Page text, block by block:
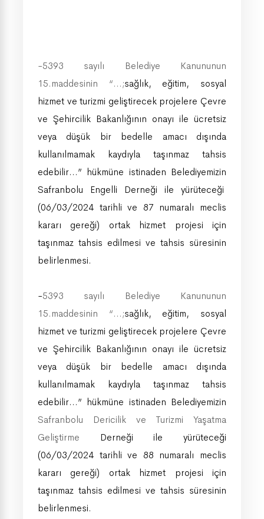
-5393 sayılı Belediye Kanununun
15.maddesinin “…;sağlık, eğitim, sosyal
hizmet ve turizmi geliştirecek projelere Çevre
ve Şehircilik Bakanlığının onayı ile ücretsiz
veya düşük bir bedelle amacı dışında
kullanılmamak kaydıyla taşınmaz tahsis
edebilir…” hükmüne istinaden Belediyemizin
Safranbolu Engelli Derneği ile yürüteceği
(06/03/2024 tarihli ve 87 numaralı meclis
kararı gereği) ortak hizmet projesi için
taşınmaz tahsis edilmesi ve tahsis süresinin
belirlenmesi.
-5393 sayılı Belediye Kanununun
15.maddesinin “…;sağlık, eğitim, sosyal
hizmet ve turizmi geliştirecek projelere Çevre
ve Şehircilik Bakanlığının onayı ile ücretsiz
veya düşük bir bedelle amacı dışında
kullanılmamak kaydıyla taşınmaz tahsis
edebilir…” hükmüne istinaden Belediyemizin
Safranbolu Dericilik ve Turizmi Yaşatma
Geliştirme Derneği ile yürüteceği
(06/03/2024 tarihli ve 88 numaralı meclis
kararı gereği) ortak hizmet projesi için
taşınmaz tahsis edilmesi ve tahsis süresinin
belirlenmesi.